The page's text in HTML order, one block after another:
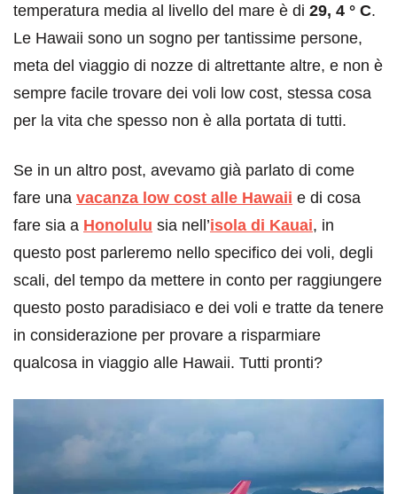
temperatura media al livello del mare è di 29, 4 ° C.
Le Hawaii sono un sogno per tantissime persone,
meta del viaggio di nozze di altrettante altre, e non è
sempre facile trovare dei voli low cost, stessa cosa
per la vita che spesso non è alla portata di tutti.
Se in un altro post, avevamo già parlato di come
fare una vacanza low cost alle Hawaii e di cosa
fare sia a Honolulu sia nell’isola di Kauai, in
questo post parleremo nello specifico dei voli, degli
scali, del tempo da mettere in conto per raggiungere
questo posto paradisiaco e dei voli e tratte da tenere
in considerazione per provare a risparmiare
qualcosa in viaggio alle Hawaii. Tutti pronti?